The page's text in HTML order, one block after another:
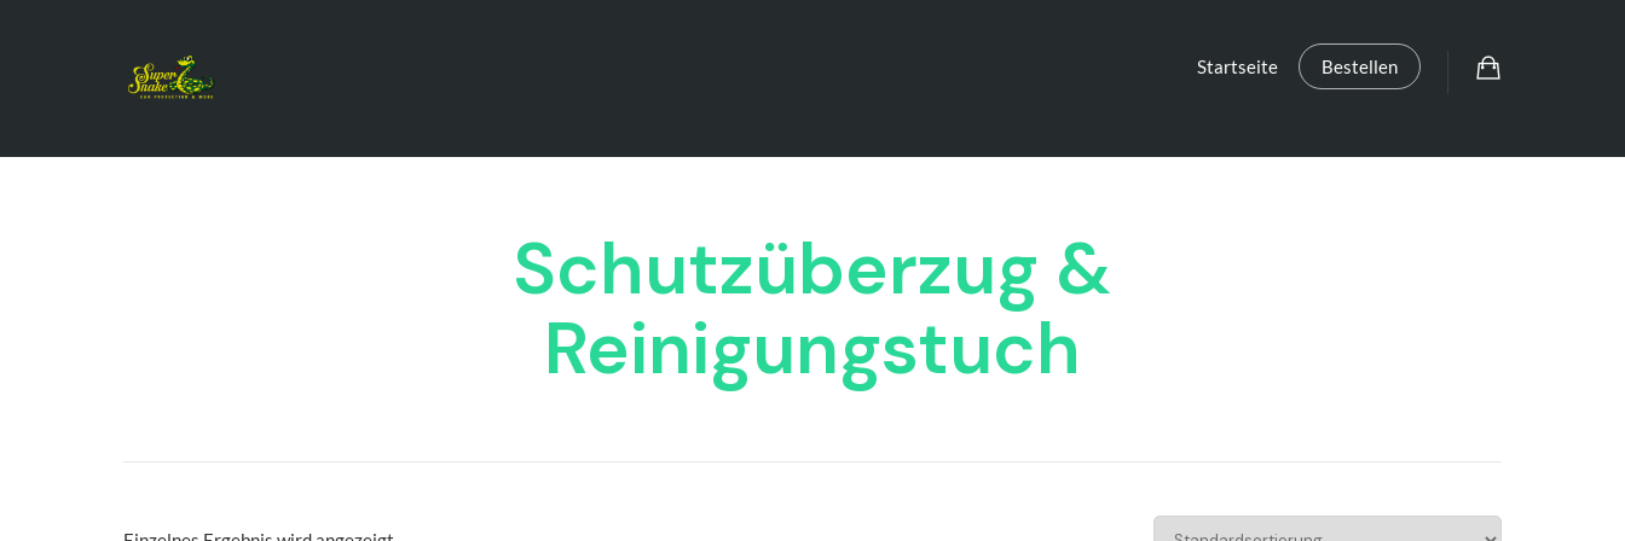
Startseite Bestellen
Schutzüberzug &
Reinigungstuch